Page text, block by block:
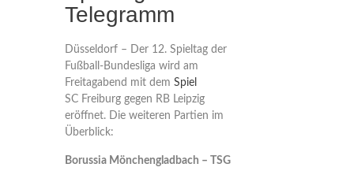
Telegramm
Düsseldorf – Der 12. Spieltag der
Fußball-Bundesliga wird am
Freitagabend mit dem Spiel
SC Freiburg gegen RB Leipzig
eröffnet. Die weiteren Partien im
Überblick:
Borussia Mönchengladbach – TSG